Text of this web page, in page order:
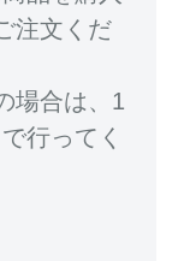
注文くだ
場合は、1
行ってく